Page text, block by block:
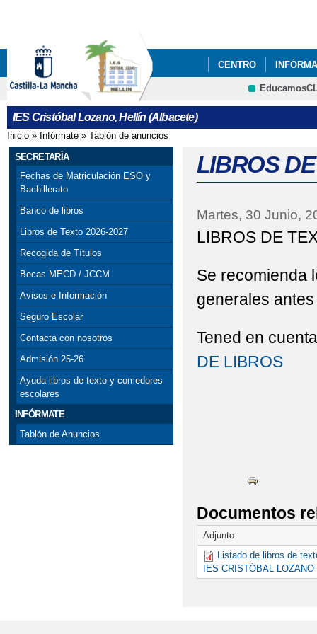
CENTRO
ORIENTACIÓN
PROCESO DE
RESOLUCIÓN
CASTILLA LA MANCHA
IES Cristóbal Lozano, Hellín (Albacete)
Se encuentra usted aquí
Inicio » Infórmate » Tablón de anuncios
SECRETARÍA
Fechas de Matriculación ESO y
Bachillerato
Banco de libros
Libros de Texto 2026-2027
Recogida de Títulos
Becas MECD / JCCM
Avisos e Información
Seguro Escolar
Contacta con nosotros
Admisión 25-26
Ayuda libros de texto y comedores
escolares
INFÓRMATE
Tablón de Anuncios
LIBROS
Martes, 30 Junio,
LIBROS DE
Se recomienda
generales
Tened en
DE LIBROS
Documentos
Adjunto
Listado de libros de
IES CRISTÓBAL